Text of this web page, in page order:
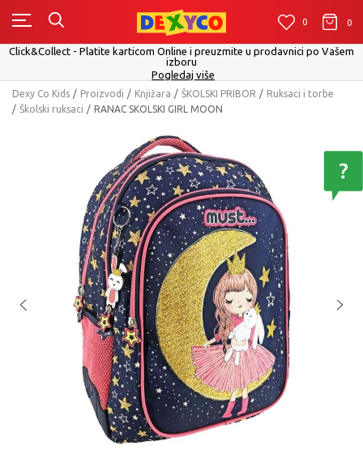
0 0
- Platite karticom Online i preuzmite u prodavnici po Vašem
Pogledaj više
Dexy Co Kids Proizvodi Knjižara ŠKOLSKI PRIBOR
Ruksaci i torbe
Školski ruksaci
RANAC SKOLSKI GIRL MOON